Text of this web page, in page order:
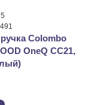
5
Colombo
OneQ CC21,